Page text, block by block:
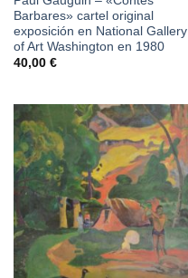
Barbares» cartel original
exposición en National Gallery
of Art Washington en 1980
40,00 €